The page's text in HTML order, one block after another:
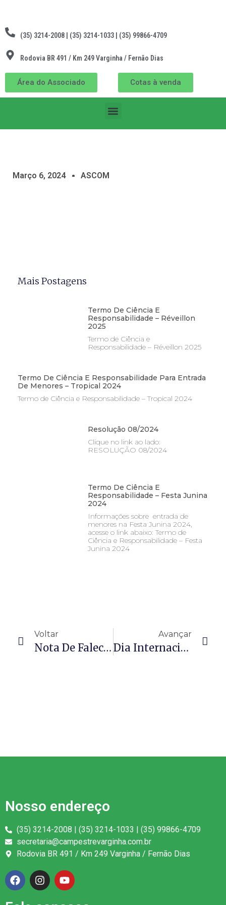
(35) 3214-2008 | (35) 3214-1033 | (35) 99866-4709
Rodovia BR 491 / Km 249 Varginha / Fernão Dias
Área do Associado Cotas à venda
Março 6, 2024 ASCOM
Mais Postagens
Termo De Ciência E
Responsabilidade – Réveillon
2025
Termo de Ciência e
Responsabilidade – Réveillon 2025
Termo De Ciência E Responsabilidade Para Entrada
De Menores – Tropical 2024
Termo de Ciência e Responsabilidade – Tropical 2024
Resolução 08/2024
Clique no link ao lado:
RESOLUÇÃO 08/2024
Termo De Ciência E
Responsabilidade – Festa Junina
2024
Informações sobre entrada de
menores na Festa Junina 2024,
acesse o link abaixo: Termo de
Ciência e Responsabilidade – Festa
Junina 2024
Voltar
Nota De Falecimento – Hélio Nascimento
Avançar
Dia Internacional Da Mulher
Nosso endereço
(35) 3214-2008 | (35) 3214-1033 | (35) 99866-4709
secretaria@campestrevarginha.com.br
Rodovia BR 491 / Km 249 Varginha / Fernão Dias